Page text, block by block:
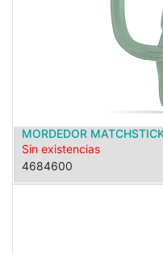
MORDEDOR
Sin existencias
4684600